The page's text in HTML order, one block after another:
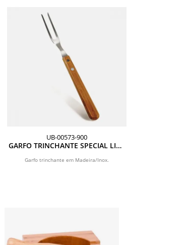
UB-00573-900
GARFO TRINCHANTE SPECIAL LINE
Garfo trinchante em Madeira/Inox.